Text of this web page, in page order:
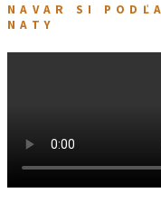
NAVAR SI
NATY